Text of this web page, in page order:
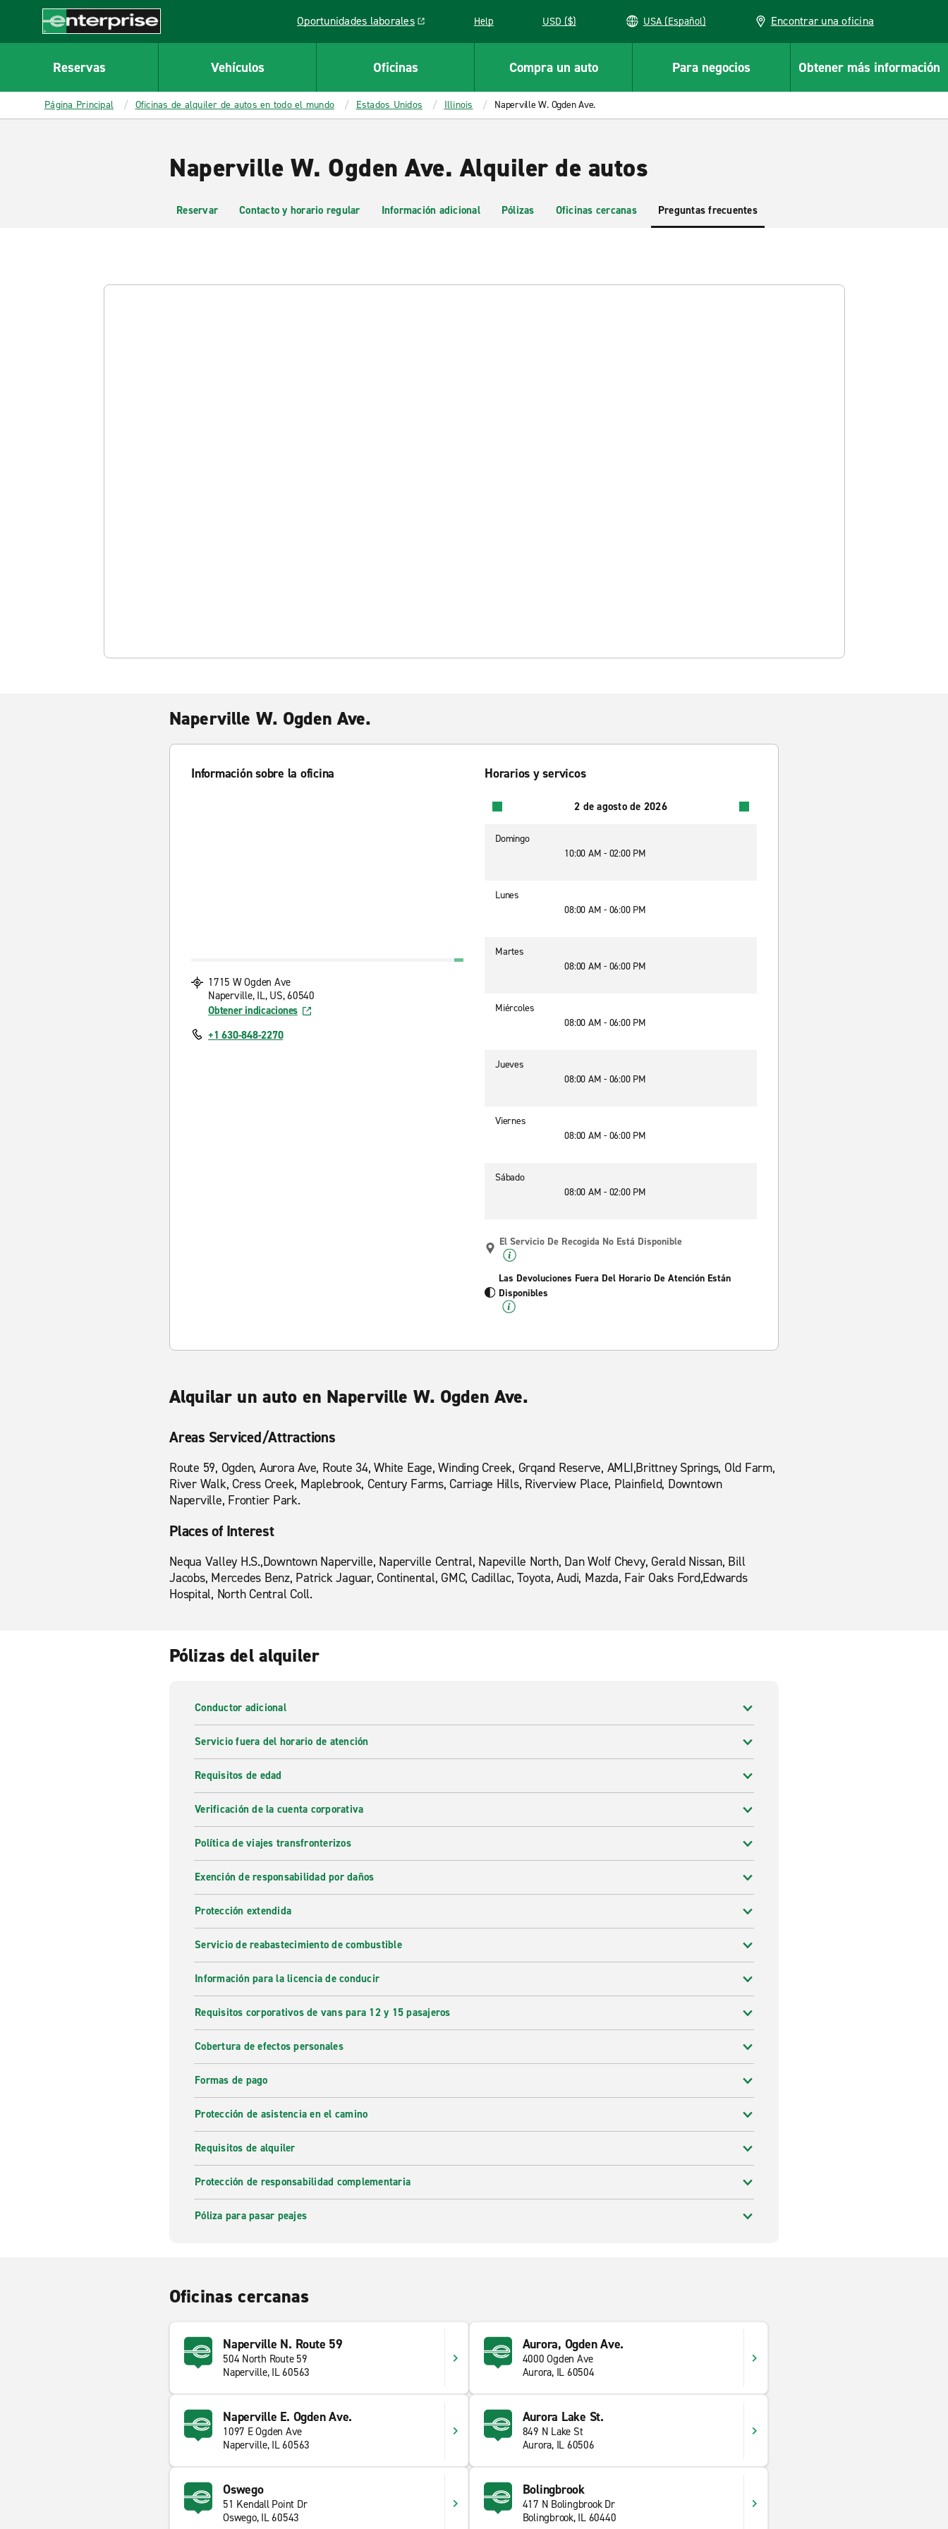
CONTENT
Enterprise
Oportunidades laborales
Link opens in a new window Help USD ($) USA (Español) Encontrar una oficina
Reservas Vehículos Oficinas Compra un auto Para negocios Obtener más información
Página Principal Oficinas de alquiler de autos en todo el mundo Estados Unidos Illinois Naperville W. Ogden Ave.
Naperville W. Ogden Ave. Alquiler de autos
Reservar Contacto y horario regular Información adicional Pólizas Oficinas cercanas Preguntas frecuentes
Naperville W. Ogden Ave.
Información sobre la oficina
1715 W Ogden Ave
Naperville, IL, US, 60540
Obtener indicaciones
+1 630-848-2270
Horarios y servicos
2 de agosto de 2026
Domingo
10:00 AM - 02:00 PM
Lunes
08:00 AM - 06:00 PM
Martes
08:00 AM - 06:00 PM
Miércoles
08:00 AM - 06:00 PM
Jueves
08:00 AM - 06:00 PM
Viernes
08:00 AM - 06:00 PM
Sábado
08:00 AM - 02:00 PM
El Servicio De Recogida No Está Disponible
Las Devoluciones Fuera Del Horario De Atención Están
Disponibles
Alquilar un auto en Naperville W. Ogden Ave.
Areas Serviced/Attractions
Route 59, Ogden, Aurora Ave, Route 34, White Eage, Winding Creek, Grqand Reserve, AMLI,Brittney Springs, Old Farm,
River Walk, Cress Creek, Maplebrook, Century Farms, Carriage Hills, Riverview Place, Plainfield, Downtown
Naperville, Frontier Park.
Places of Interest
Nequa Valley H.S.,Downtown Naperville, Naperville Central, Napeville North, Dan Wolf Chevy, Gerald Nissan, Bill
Jacobs, Mercedes Benz, Patrick Jaguar, Continental, GMC, Cadillac, Toyota, Audi, Mazda, Fair Oaks Ford,Edwards
Hospital, North Central Coll.
Pólizas del alquiler
Conductor adicional
Servicio fuera del horario de atención
Requisitos de edad
Verificación de la cuenta corporativa
Política de viajes transfronterizos
Exención de responsabilidad por daños
Protección extendida
Servicio de reabastecimiento de combustible
Información para la licencia de conducir
Requisitos corporativos de vans para 12 y 15 pasajeros
Cobertura de efectos personales
Formas de pago
Protección de asistencia en el camino
Requisitos de alquiler
Protección de responsabilidad complementaria
Póliza para pasar peajes
Oficinas cercanas
Naperville N. Route 59
504 North Route 59
Naperville, IL 60563
Aurora, Ogden Ave.
4000 Ogden Ave
Aurora, IL 60504
Naperville E. Ogden Ave.
1097 E Ogden Ave
Naperville, IL 60563
Aurora Lake St.
849 N Lake St
Aurora, IL 60506
Oswego
51 Kendall Point Dr
Oswego, IL 60543
Bolingbrook
417 N Bolingbrook Dr
Bolingbrook, IL 60440